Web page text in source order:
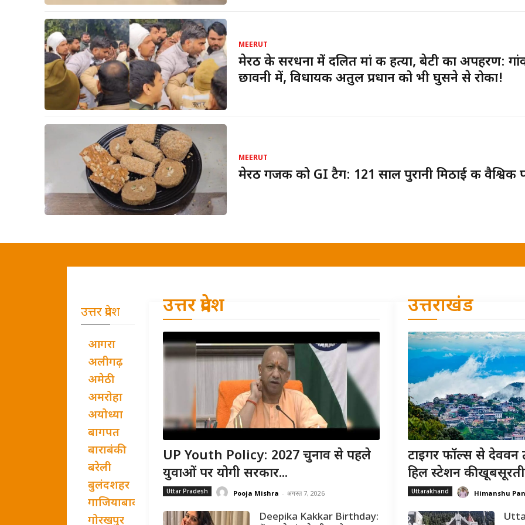
MEERUT
मेरठ के सरधना में दलित मां की हत्या, बेटी का अपहरण:
छावनी में, विधायक अतुल प्रधान को भी घुसने से रोका!
MEERUT
मेरठ गजक को GI टैग: 121 साल पुरानी मिठाई की वैश्विक
उत्तर प्रदेश
आगरा
अलीगढ़
अमेठी
अमरोहा
अयोध्या
बागपत
बाराबंकी
बरेली
बुलंदशहर
गाजियाबाद
गोरखपुर
उत्तर प्रदेश
UP Youth Policy: 2027 चुनाव से पहले
युवाओं पर योगी सरकार...
Uttar Pradesh Pooja Mishra - अगस्त 7, 2026
Deepika Kakkar Birthday:
उत्तराखंड
टाइगर फॉल्स से
हिल स्टेशन की
Uttarakhand Himanshu